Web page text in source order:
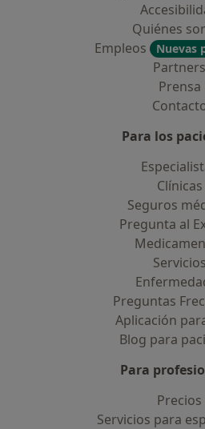
Quiénes
Empleos
Nuevas
Partners
Prensa
Para los
Clínicas
Seguros
Pregunta al
Servicios
Preguntas
Aplicación
Blog para
Para
Precios
Servicios para